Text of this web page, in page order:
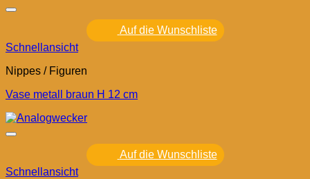
Auf die Wunschliste
Schnellansicht
Nippes / Figuren
Vase metall braun H 12 cm
Auf die Wunschliste
Schnellansicht